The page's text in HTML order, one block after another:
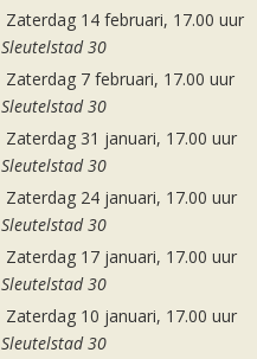
Zaterdag 14 februari, 17.00 uur
Sleutelstad 30
Zaterdag 7 februari, 17.00 uur
Sleutelstad 30
Zaterdag 31 januari, 17.00 uur
Sleutelstad 30
Zaterdag 24 januari, 17.00 uur
Sleutelstad 30
Zaterdag 17 januari, 17.00 uur
Sleutelstad 30
Zaterdag 10 januari, 17.00 uur
Sleutelstad 30